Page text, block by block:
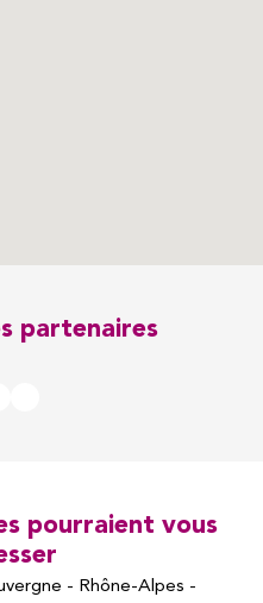
partenaires
pourraient vous
- Rhône-Alpes -